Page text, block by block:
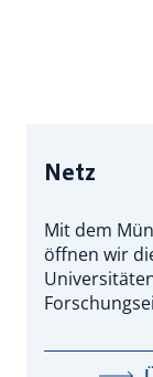
Netz
Mit dem
öffnen wir